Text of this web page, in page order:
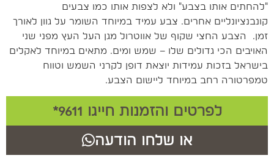
"להחתים אותו בצבע" ולא לצפות אותו כמו צבעים
קונבנציונליים אחרים. צבע עמיד במיוחד השומר על גוון לאורך
זמן. הצבע החצי שקוף של אווטרול מגן העל העץ מפני שני
האויבים הכי גדולים שלו – שמש ומים. מתאים במיוחד לאקלים
בישראל בזכות עמידות יוצאת דופן לקרני השמש וטווח
טמפרטורה רחב במיוחד ליישום הצבע.
לפרטים והזמנות חייגו 9611*
או שלחו הודעה